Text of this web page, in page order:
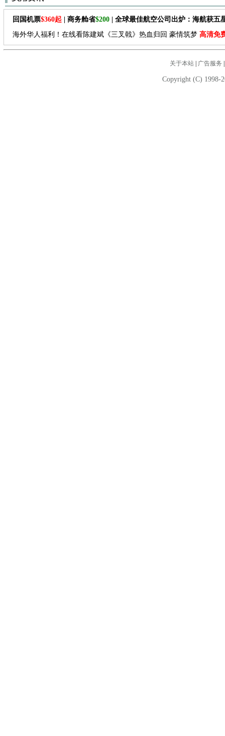
回国机票$360起 | 商务舱省$200 | 全球最佳航空公司出炉：海航获五
海外华人福利！在线看陈建斌《三叉戟》热血归回 豪情筑梦 高清免
关于本站| 广告服务
Copyright (C) 1998-